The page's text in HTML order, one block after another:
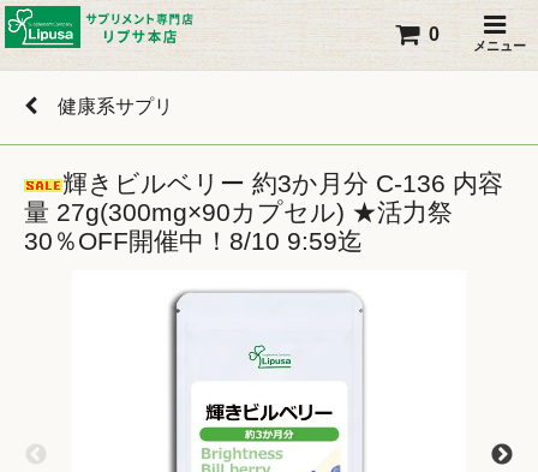
メニュー
0
健康系サプリ
輝きビルベリー 約3か月分 C-136 内容
量 27g(300mg×90カプセル) ★活力祭
30％OFF開催中！8/10 9:59迄